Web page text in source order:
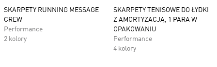
SKARPETY RUNNING MESSAGE
CREW
Performance
2 kolory
SKARPETY TENISOWE DO ŁYDKI
Z AMORTYZACJĄ, 1 PARA W
OPAKOWANIU
Performance
4 kolory